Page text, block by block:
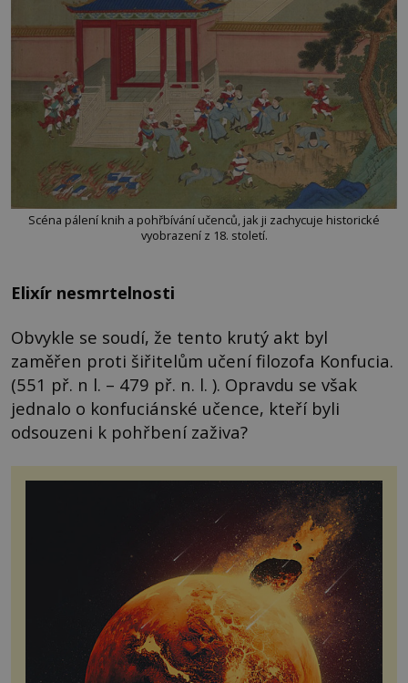
Scéna pálení knih a pohřbívání učenců, jak ji zachycuje historické
vyobrazení z 18. století.
Elixír nesmrtelnosti
Obvykle se soudí, že tento krutý akt byl
zaměřen proti šiřitelům učení filozofa Konfucia.
(551 př. n l. – 479 př. n. l. ). Opravdu se však
jednalo o konfuciánské učence, kteří byli
odsouzeni k pohřbení zaživa?